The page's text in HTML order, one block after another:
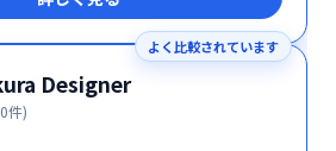
めます。
よく比較されています
Designer
件)